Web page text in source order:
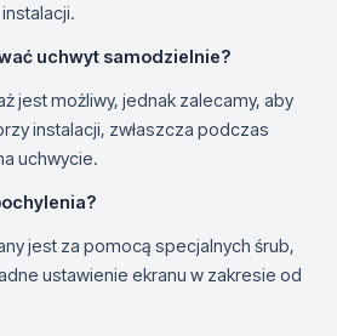
uchwyt samodzielnie?
jest możliwy, jednak zalecamy, aby
instalacji, zwłaszcza podczas
uchwycie.
jest za pomocą specjalnych śrub,
ustawienie ekranu w zakresie od